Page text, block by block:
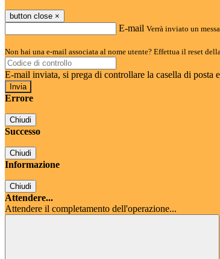
button close ×
E-mail Verrà inviato un
Non hai una e-mail associata al nome utente? Effettua il reset
E-mail inviata, si prega di controllare la casella di posta
Errore
Chiudi
Successo
Chiudi
Informazione
Chiudi
Attendere...
Attendere il completamento dell'operazione...